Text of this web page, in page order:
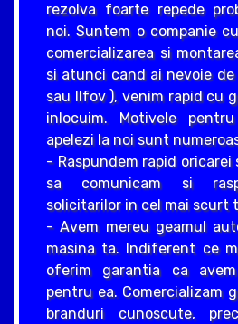
rezolva foarte repede
noi. Suntem o companie
comercializarea si
si atunci cand ai nevoie
sau Ilfov ), venim rapid cu
inlocuim. Motivele
apelezi la noi sunt
- Raspundem rapid oricarei
sa comunicam si
solicitarilor in cel mai scurt
- Avem mereu geamul
masina ta. Indiferent ce
oferim garantia ca
pentru ea. Comercializam
branduri cunoscute,